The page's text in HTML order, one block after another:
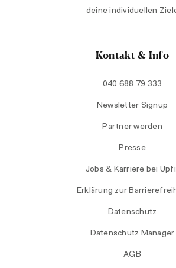
deine individuellen
Kontakt & Info
040 688 79 333
Newsletter Signup
Partner werden
Presse
Jobs & Karriere bei
Erklärung zur
Datenschutz
Datenschutz Manager
AGB